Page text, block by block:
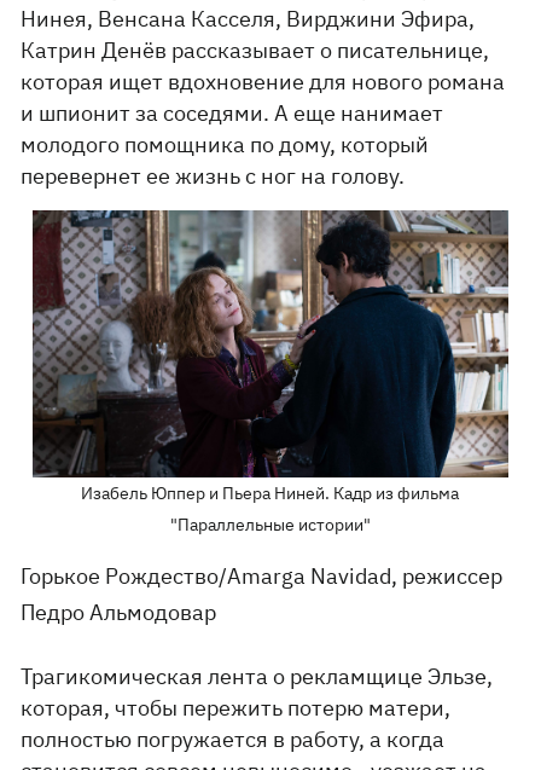
Нинея, Венсана Касселя, Вирджини Эфира,
Катрин Денёв рассказывает о писательнице,
которая ищет вдохновение для нового романа
и шпионит за соседями. А еще нанимает
молодого помощника по дому, который
перевернет ее жизнь с ног на голову.
Изабель Юппер и Пьера Ниней. Кадр из фильма
"Параллельные истории"
Горькое Рождество/Amarga Navidad, режиссер
Педро Альмодовар
Трагикомическая лента о рекламщице Эльзе,
которая, чтобы пережить потерю матери,
полностью погружается в работу, а когда